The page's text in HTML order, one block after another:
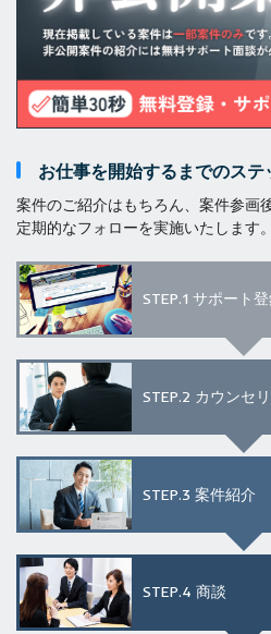
お仕事を開始するまでのステ
案件のご紹介はもちろん、案件参画
定期的なフォローを実施いたします。
STEP.1 サポート登
STEP.2 カウンセ
STEP.3 案件紹介
STEP.4 商談